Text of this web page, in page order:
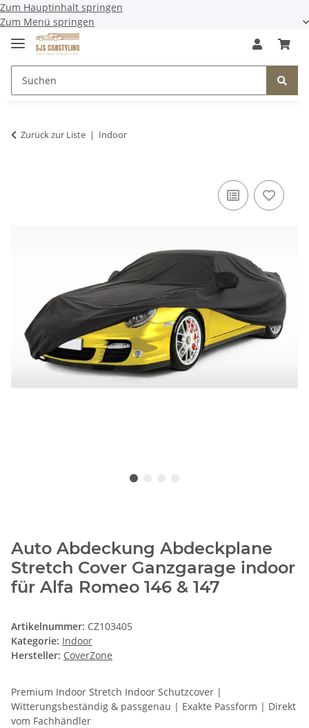
Zum Hauptinhalt springen
Zum Menü springen
Zurück zur Liste Indoor
Auto Abdeckung Abdeckplane
Stretch Cover Ganzgarage indoor
für Alfa Romeo 146 & 147
Artikelnummer: CZ103405
Kategorie: Indoor
Hersteller: CoverZone
Premium Indoor Stretch Indoor Schutzcover |
Witterungsbeständig & passgenau | Exakte Passform | Direkt
vom Fachhändler